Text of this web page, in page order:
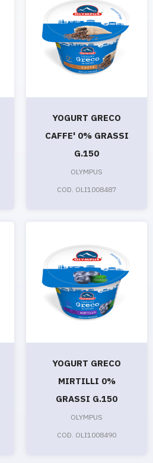
YOGURT GRECO
CAFFE' 0% GRASSI
G.150
OLYMPUS
COD. OLI1008487
YOGURT GRECO
MIRTILLI 0%
GRASSI G.150
OLYMPUS
COD. OLI1008490